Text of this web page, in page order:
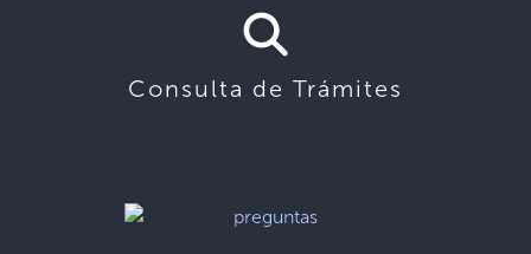
Consulta de Trámites